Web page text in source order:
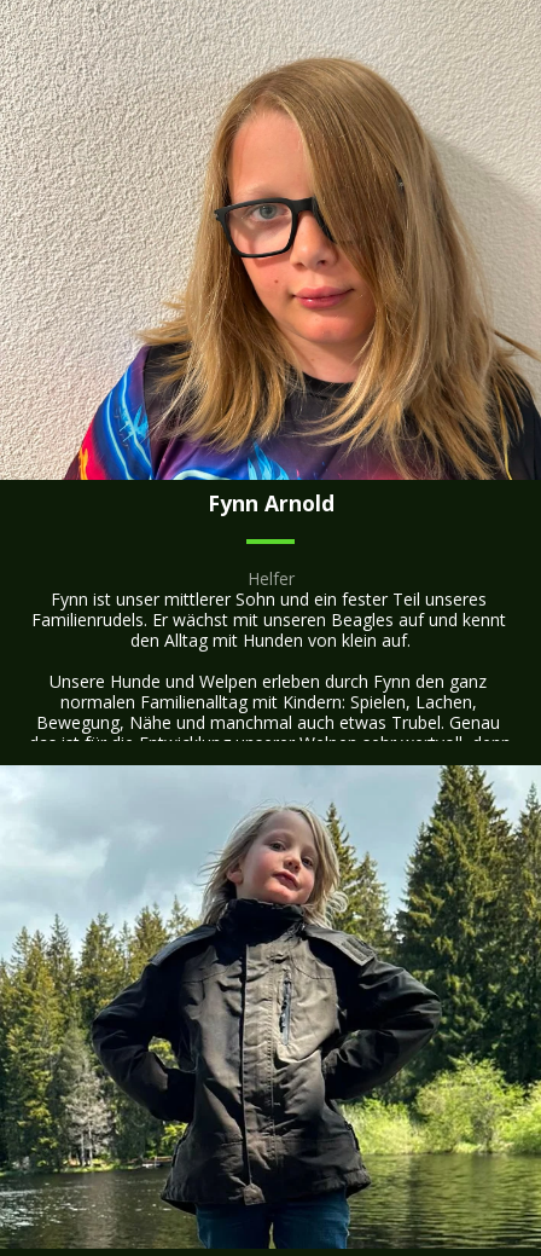
herangeführt.
Lars begegnet unseren Hunden mit viel Freude, Geduld und
Herzlichkeit. Er hilft gerne mit, beobachtet die Welpen beim
Aufwachsen und ist oft mitten im Geschehen dabei. Für ihn
sind unsere Beagles nicht einfach Hunde, sondern
Familienmitglieder und treue Begleiter.
Dass unsere Welpen inmitten unserer Familie aufwachsen
dürfen, ist uns sehr wichtig. Lars trägt auf seine eigene,
natürliche Art dazu bei, dass sie Menschen, Kinder und das
Familienleben von klein auf positiv kennenlernen.
Fynn Arnold
Helfer
Fynn ist unser mittlerer Sohn und ein fester Teil unseres
Familienrudels. Er wächst mit unseren Beagles auf und kennt
den Alltag mit Hunden von klein auf.
Unsere Hunde und Welpen erleben durch Fynn den ganz
normalen Familienalltag mit Kindern: Spielen, Lachen,
Bewegung, Nähe und manchmal auch etwas Trubel. Genau
das ist für die Entwicklung unserer Welpen sehr wertvoll, denn
sie lernen früh, verschiedenen Situationen offen und gelassen
Fynn ist gerne bei unseren Hunden und beobachtet mit
Freude, wie die Welpen wachsen, spielen und ihre Umgebung
entdecken. Auf seine natürliche und liebevolle Art trägt er
dazu bei, dass unsere Welpen Kinder und Familienleben von
Anfang an positiv kennenlernen.
Für uns ist es besonders schön, dass unsere Kinder mit den
Beagles aufwachsen dürfen. So werden unsere Welpen nicht
abgeschirmt, sondern mitten im Leben gross – mit
Menschen, Kindern, Geräuschen, Alltag und ganz viel
Zuwendung.
Fynn ist damit ein wichtiger Teil unserer familiären Aufzucht
und unseres gemeinsamen Lebens mit den Beagles.